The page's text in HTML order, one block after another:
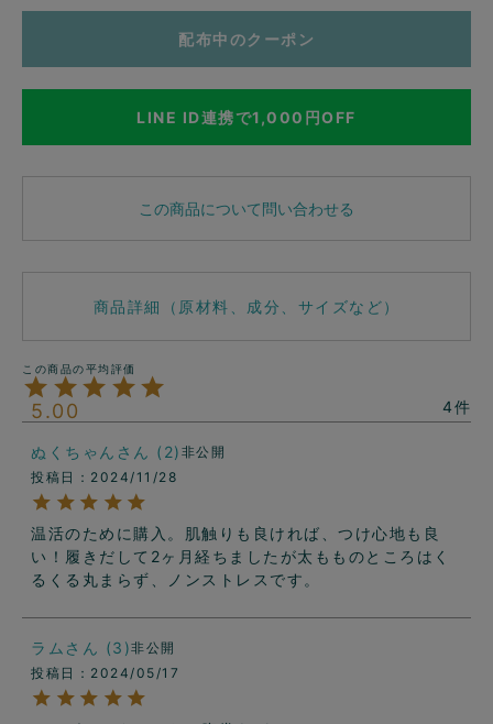
配布中のクーポン
LINE ID連携で1,000円OFF
この商品について問い合わせる
商品詳細（原材料、成分、サイズなど）
5.00 4
ぬくちゃん 2 非公開
投稿日
2024/11/28
温活のために購入。肌触りも良ければ、つけ心地も良
い！履きだして2ヶ月経ちましたが太もものところはく
るくる丸まらず、ノンストレスです。
ラム 3 非公開
投稿日
2024/05/17